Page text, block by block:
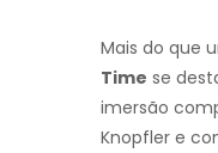
Mais do que
Time se
imersão
Knopfler e